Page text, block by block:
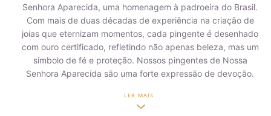
Senhora Aparecida, uma homenagem à padroeira do Brasil.
Com mais de duas décadas de experiência na criação de
joias que eternizam momentos, cada pingente é desenhado
com ouro certificado, refletindo não apenas beleza, mas um
símbolo de fé e proteção. Nossos pingentes de Nossa
Senhora Aparecida são uma forte expressão de devoção.
LER MAIS